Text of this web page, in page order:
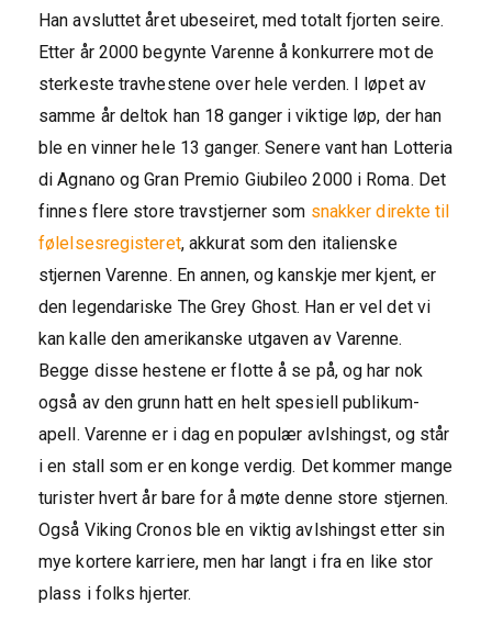
Han avsluttet året ubeseiret, med totalt fjorten seire.
Etter år 2000 begynte Varenne å konkurrere mot de
sterkeste travhestene over hele verden. I løpet av
samme år deltok han 18 ganger i viktige løp, der han
ble en vinner hele 13 ganger. Senere vant han Lotteria
di Agnano og Gran Premio Giubileo 2000 i Roma. Det
finnes flere store travstjerner som snakker direkte til
følelsesregisteret, akkurat som den italienske
stjernen Varenne. En annen, og kanskje mer kjent, er
den legendariske The Grey Ghost. Han er vel det vi
kan kalle den amerikanske utgaven av Varenne.
Begge disse hestene er flotte å se på, og har nok
også av den grunn hatt en helt spesiell publikum-
apell. Varenne er i dag en populær avlshingst, og står
i en stall som er en konge verdig. Det kommer mange
turister hvert år bare for å møte denne store stjernen.
Også Viking Cronos ble en viktig avlshingst etter sin
mye kortere karriere, men har langt i fra en like stor
plass i folks hjerter.